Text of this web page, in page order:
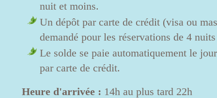
nuit et moins.
Un dépôt par carte de crédit (visa ou
demandé pour les réservations de 4
Le solde se paie automatiquement le
par carte de crédit.
Heure d'arrivée : 14h au plus tard 22h